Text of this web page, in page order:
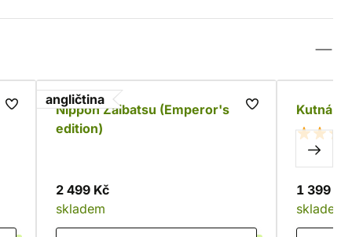
angličtina
Nippon Zaibatsu (Emperor's
edition)
2 499 Kč
skladem
Kutná
1 399 Kč
skladem